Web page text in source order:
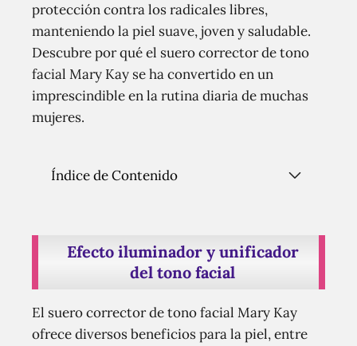
protección contra los radicales libres,
manteniendo la piel suave, joven y saludable.
Descubre por qué el suero corrector de tono
facial Mary Kay se ha convertido en un
imprescindible en la rutina diaria de muchas
mujeres.
Índice de Contenido
Efecto iluminador y unificador
del tono facial
El suero corrector de tono facial Mary Kay
ofrece diversos beneficios para la piel, entre